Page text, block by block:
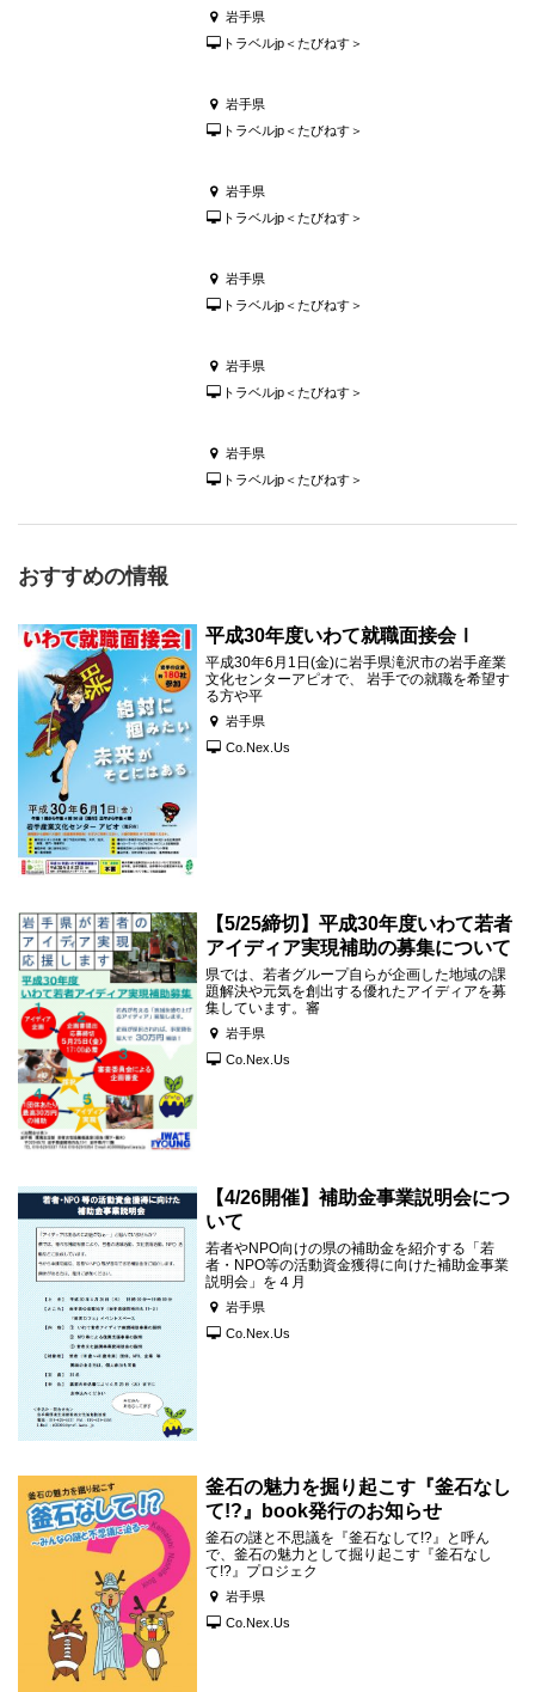
岩手県
トラベルjp＜たびねす＞
岩手県
トラベルjp＜たびねす＞
岩手県
トラベルjp＜たびねす＞
岩手県
トラベルjp＜たびねす＞
岩手県
トラベルjp＜たびねす＞
岩手県
トラベルjp＜たびねす＞
おすすめの情報
平成30年度いわて就職面接会Ⅰ
平成30年6月1日(金)に岩手県滝沢市の岩手産業
文化センターアピオで、 岩手での就職を希望す
る方や平
岩手県
Co.Nex.Us
【5/25締切】平成30年度いわて若者
アイディア実現補助の募集について
県では、若者グループ自らが企画した地域の課
題解決や元気を創出する優れたアイディアを募
集しています。審
岩手県
Co.Nex.Us
【4/26開催】補助金事業説明会につ
いて
若者やNPO向けの県の補助金を紹介する「若
者・NPO等の活動資金獲得に向けた補助金事業
説明会」を４月
岩手県
Co.Nex.Us
釜石の魅力を掘り起こす『釜石なし
て!?』book発行のお知らせ
釜石の謎と不思議を『釜石なして!?』と呼ん
で、釜石の魅力として掘り起こす『釜石なし
て!?』プロジェク
岩手県
Co.Nex.Us